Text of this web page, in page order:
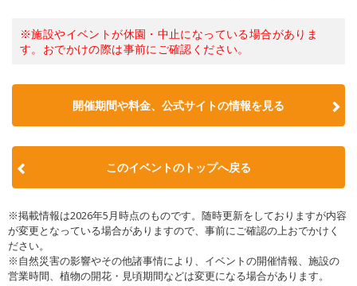
※施設やイベントが休園・中止になっている場合がありま
す。おでかけの際は事前にご確認ください。
開催期間や料金、公式サイトの情報を見る
このイベントのトップへ戻る
※掲載情報は2026年5月時点のものです。随時更新をしておりますが内容
が変更となっている場合がありますので、事前にご確認の上おでかけく
ださい。
※自然災害の影響やその他諸事情により、イベントの開催情報、施設の
営業時間、植物の開花・見頃期間などは変更になる場合があります。